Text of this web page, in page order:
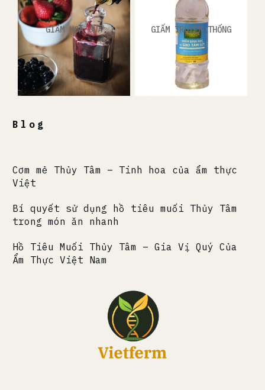
GIẤM HOA QUẢ GIẤM TRUYỀN THỐNG
Blog
Cơm mẻ Thủy Tâm – Tinh hoa của ẩm thực
Việt
Bí quyết sử dụng hồ tiêu muối Thủy Tâm
trong món ăn nhanh
Hồ Tiêu Muối Thủy Tâm – Gia Vị Quý Của
Ẩm Thực Việt Nam